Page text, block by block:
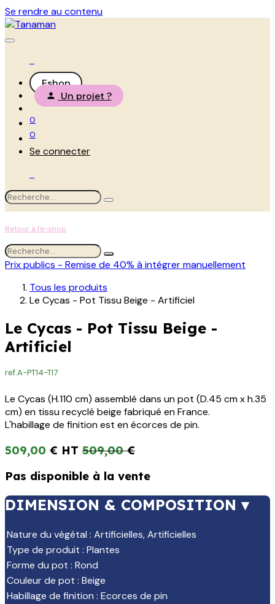
Se rendre au contenu
Eshop
Un projet ?
0
0
Se connecter
Retour à l'e-shop
Prix publics - Remise de 40% à intégrer manuellement
Tous les produits
Le Cycas - Pot Tissu Beige - Artificiel
Le Cycas - Pot Tissu Beige -
Artificiel
ref.A-PT14-TI7
Le Cycas (H.110 cm) assemblé dans un pot (D.45 cm x h.35
cm) en tissu recyclé beige fabriqué en France.
L'habillage de finition est en écorces de pin.
509,00 € 509,00€
Pas disponible à la vente
DIMENSION & COMPOSITION ▾
Nature du végétal : Artificielles,Artificielles
Type de produit : Plantes
Forme du pot : Rond
Couleur de pot : Beige
Habillage de finition : Ecorces de pin